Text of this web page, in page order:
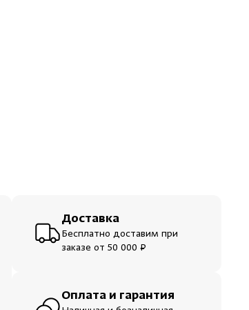
Доставка
Бесплатно доставим при
заказе от 50 000 ₽
Оплата и гарантия